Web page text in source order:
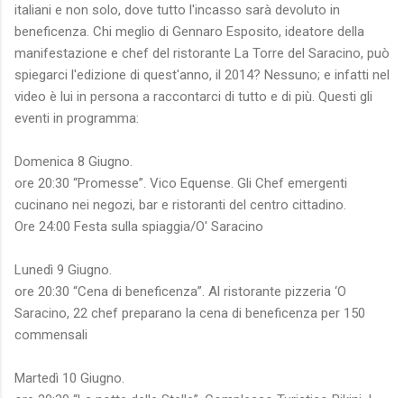
italiani e non solo, dove tutto l'incasso sarà devoluto in
beneficenza. Chi meglio di Gennaro Esposito, ideatore della
manifestazione e chef del ristorante La Torre del Saracino, può
spiegarci l'edizione di quest'anno, il 2014? Nessuno; e infatti nel
video è lui in persona a raccontarci di tutto e di più. Questi gli
eventi in programma:
Domenica 8 Giugno.
ore 20:30 “Promesse”. Vico Equense. Gli Chef emergenti
cucinano nei negozi, bar e ristoranti del centro cittadino.
Ore 24:00 Festa sulla spiaggia/O' Saracino
Lunedì 9 Giugno.
ore 20:30 “Cena di beneficenza”. Al ristorante pizzeria ‘O
Saracino, 22 chef preparano la cena di beneficenza per 150
commensali
Martedì 10 Giugno.